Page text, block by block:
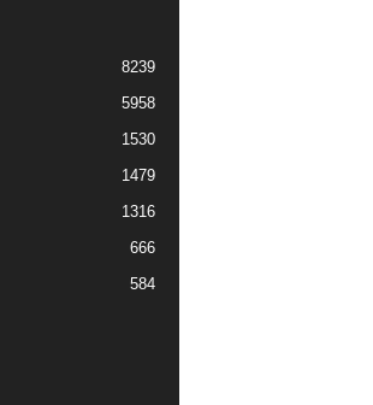
8239
5958
1530
1479
1316
666
584